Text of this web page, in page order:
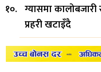
ग्यासमा
प्रहरी खटाइँदै